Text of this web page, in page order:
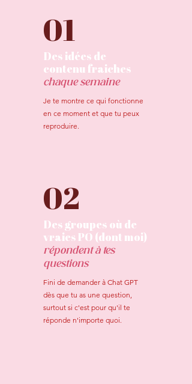
01
Des idées de
contenu fraiches
chaque semaine
Je te montre ce qui fonctionne
en ce moment et que tu peux
reproduire.
02
Des groupes où de
vraies PO (dont moi)
répondent à tes
questions
Fini de demander à Chat GPT
dès que tu as une question,
surtout si c'est pour qu'il te
réponde n'importe quoi.